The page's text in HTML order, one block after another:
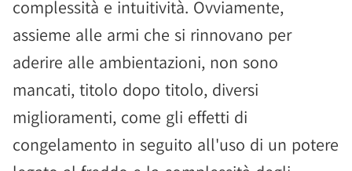
complessità e intuitività. Ovviamente,
assieme alle armi che si rinnovano per
aderire alle ambientazioni, non sono
mancati, titolo dopo titolo, diversi
miglioramenti, come gli effetti di
congelamento in seguito all'uso di un potere